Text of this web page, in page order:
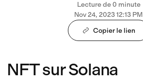
Lecture de 0 minute
Nov 24, 2023 12:13 PM
Copier le lien
NFT sur Solana